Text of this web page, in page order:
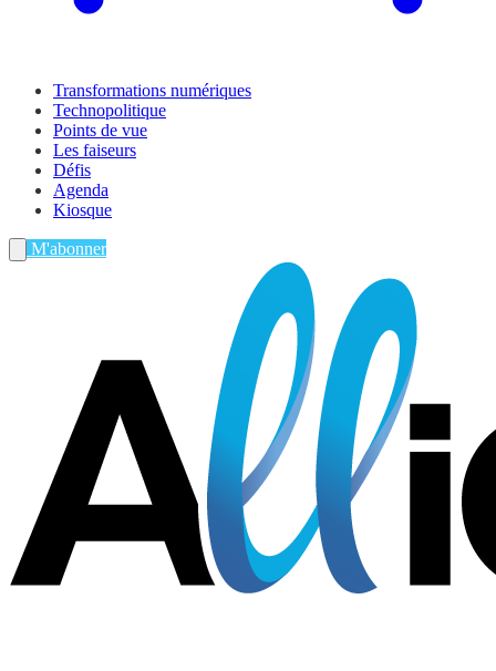
Transformations numériques
Technopolitique
Points de vue
Les faiseurs
Défis
Agenda
Kiosque
M'abonner